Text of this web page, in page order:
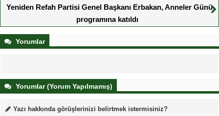
Yeniden Refah Partisi Genel Başkanı Erbakan, Anneler Günü
programına katıldı
Yorumlar
Yorumlar (Yorum Yapılmamış)
Yazı hakkında görüşlerinizi belirtmek istermisiniz?